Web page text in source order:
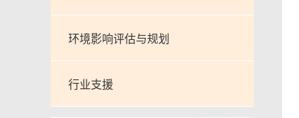
环境影响评估与规划
行业支援